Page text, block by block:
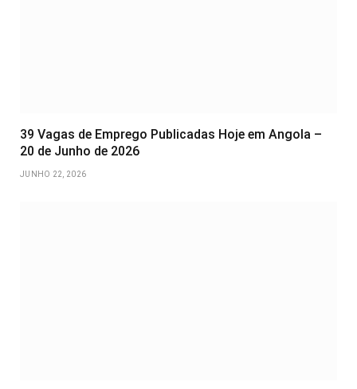
39 Vagas de Emprego Publicadas Hoje em Angola –
20 de Junho de 2026
JUNHO 22, 2026